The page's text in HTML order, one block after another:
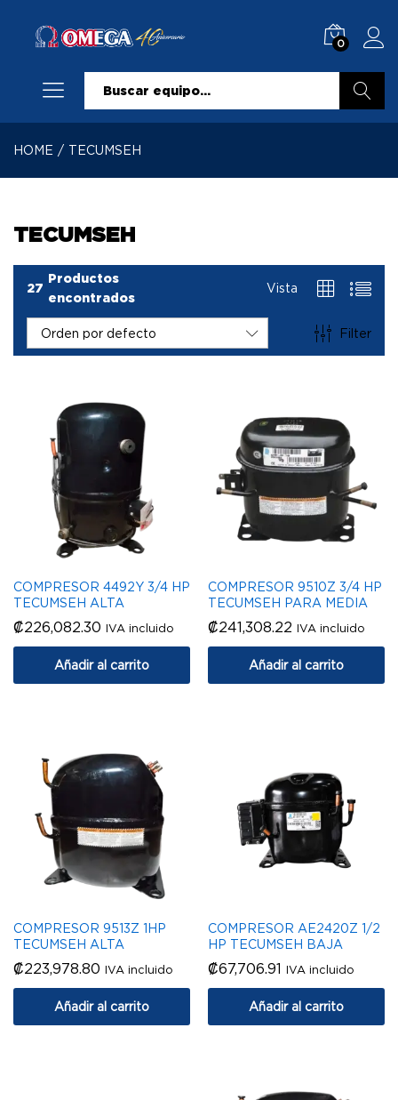
0
HOME / TECUMSEH
TECUMSEH
27
Productos
encontrados
Vista
Filter
Orden por defecto
COMPRESOR 4492Y 3/4 HP
TECUMSEH ALTA
₡226,082.30 IVA incluido
Añadir al carrito
COMPRESOR 9510Z 3/4 HP
TECUMSEH PARA MEDIA
₡241,308.22 IVA incluido
Añadir al carrito
COMPRESOR 9513Z 1HP
TECUMSEH ALTA
₡223,978.80 IVA incluido
Añadir al carrito
COMPRESOR AE2420Z 1/2
HP TECUMSEH BAJA
₡67,706.91 IVA incluido
Añadir al carrito